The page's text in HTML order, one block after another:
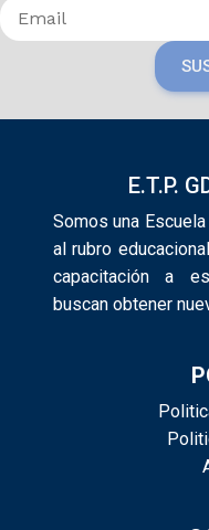
E.T.P.
Somos una
al rubro
capacitación a
buscan obtener